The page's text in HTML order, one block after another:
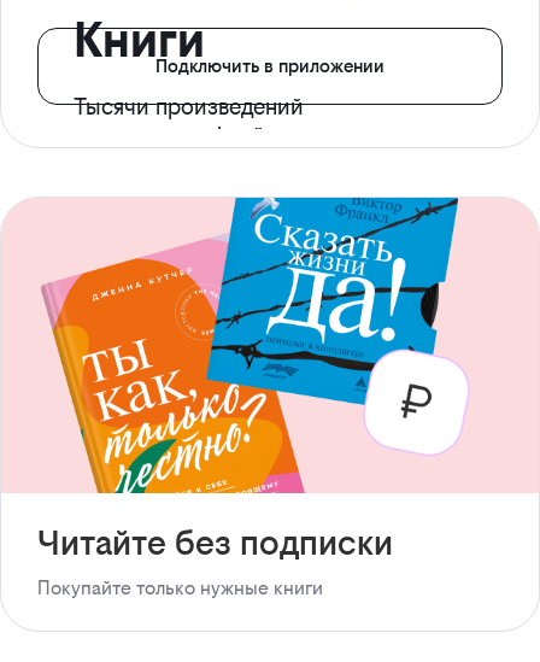
Книги
Тысячи произведений
с доступом офлайн
Подключить в приложении
Читайте без подписки
Покупайте только нужные книги